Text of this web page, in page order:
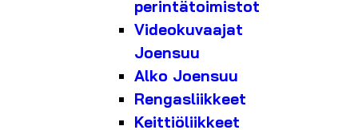
perintätoimistot
Videokuvaajat
Joensuu
Alko Joensuu
Rengasliikkeet
Keittiöliikkeet